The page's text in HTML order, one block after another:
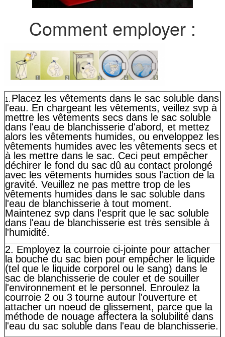
Comment employer :
1. Placez les vêtements dans le sac soluble dans
l'eau. En chargeant les vêtements, veillez svp à
mettre les vêtements secs dans le sac soluble
dans l'eau de blanchisserie d'abord, et mettez
alors les vêtements humides, ou enveloppez les
vêtements humides avec les vêtements secs et
à les mettre dans le sac. Ceci peut empêcher
déchirer le fond du sac dû au contact prolongé
avec les vêtements humides sous l'action de la
gravité. Veuillez ne pas mettre trop de les
vêtements humides dans le sac soluble dans
l'eau de blanchisserie à tout moment.
Maintenez svp dans l'esprit que le sac soluble
dans l'eau de blanchisserie est très sensible à
l'humidité.
2. Employez la courroie ci-jointe pour attacher
la bouche du sac bien pour empêcher le liquide
(tel que le liquide corporel ou le sang) dans le
sac de blanchisserie de couler et de souiller
l'environnement et le personnel. Enroulez la
courroie 2 ou 3 tourne autour l'ouverture et
attacher un noeud de glissement, parce que la
méthode de nouage affectera la solubilité dans
l'eau du sac soluble dans l'eau de blanchisserie.